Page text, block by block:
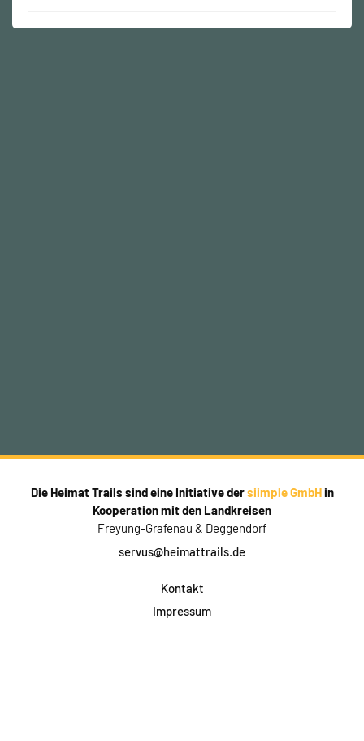
Die Heimat Trails sind eine Initiative dersiimple GmbHin
Kooperation mit den Landkreisen
Freyung-Grafenau & Deggendorf
servus@heimattrails.de
Kontakt
Impressum